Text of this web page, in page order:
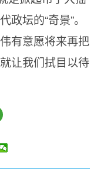
坛的“奇景”。
有意愿将来再把
让我们拭目以待